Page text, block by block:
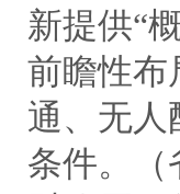
新提供“
前瞻性布
通、无人
条件。（